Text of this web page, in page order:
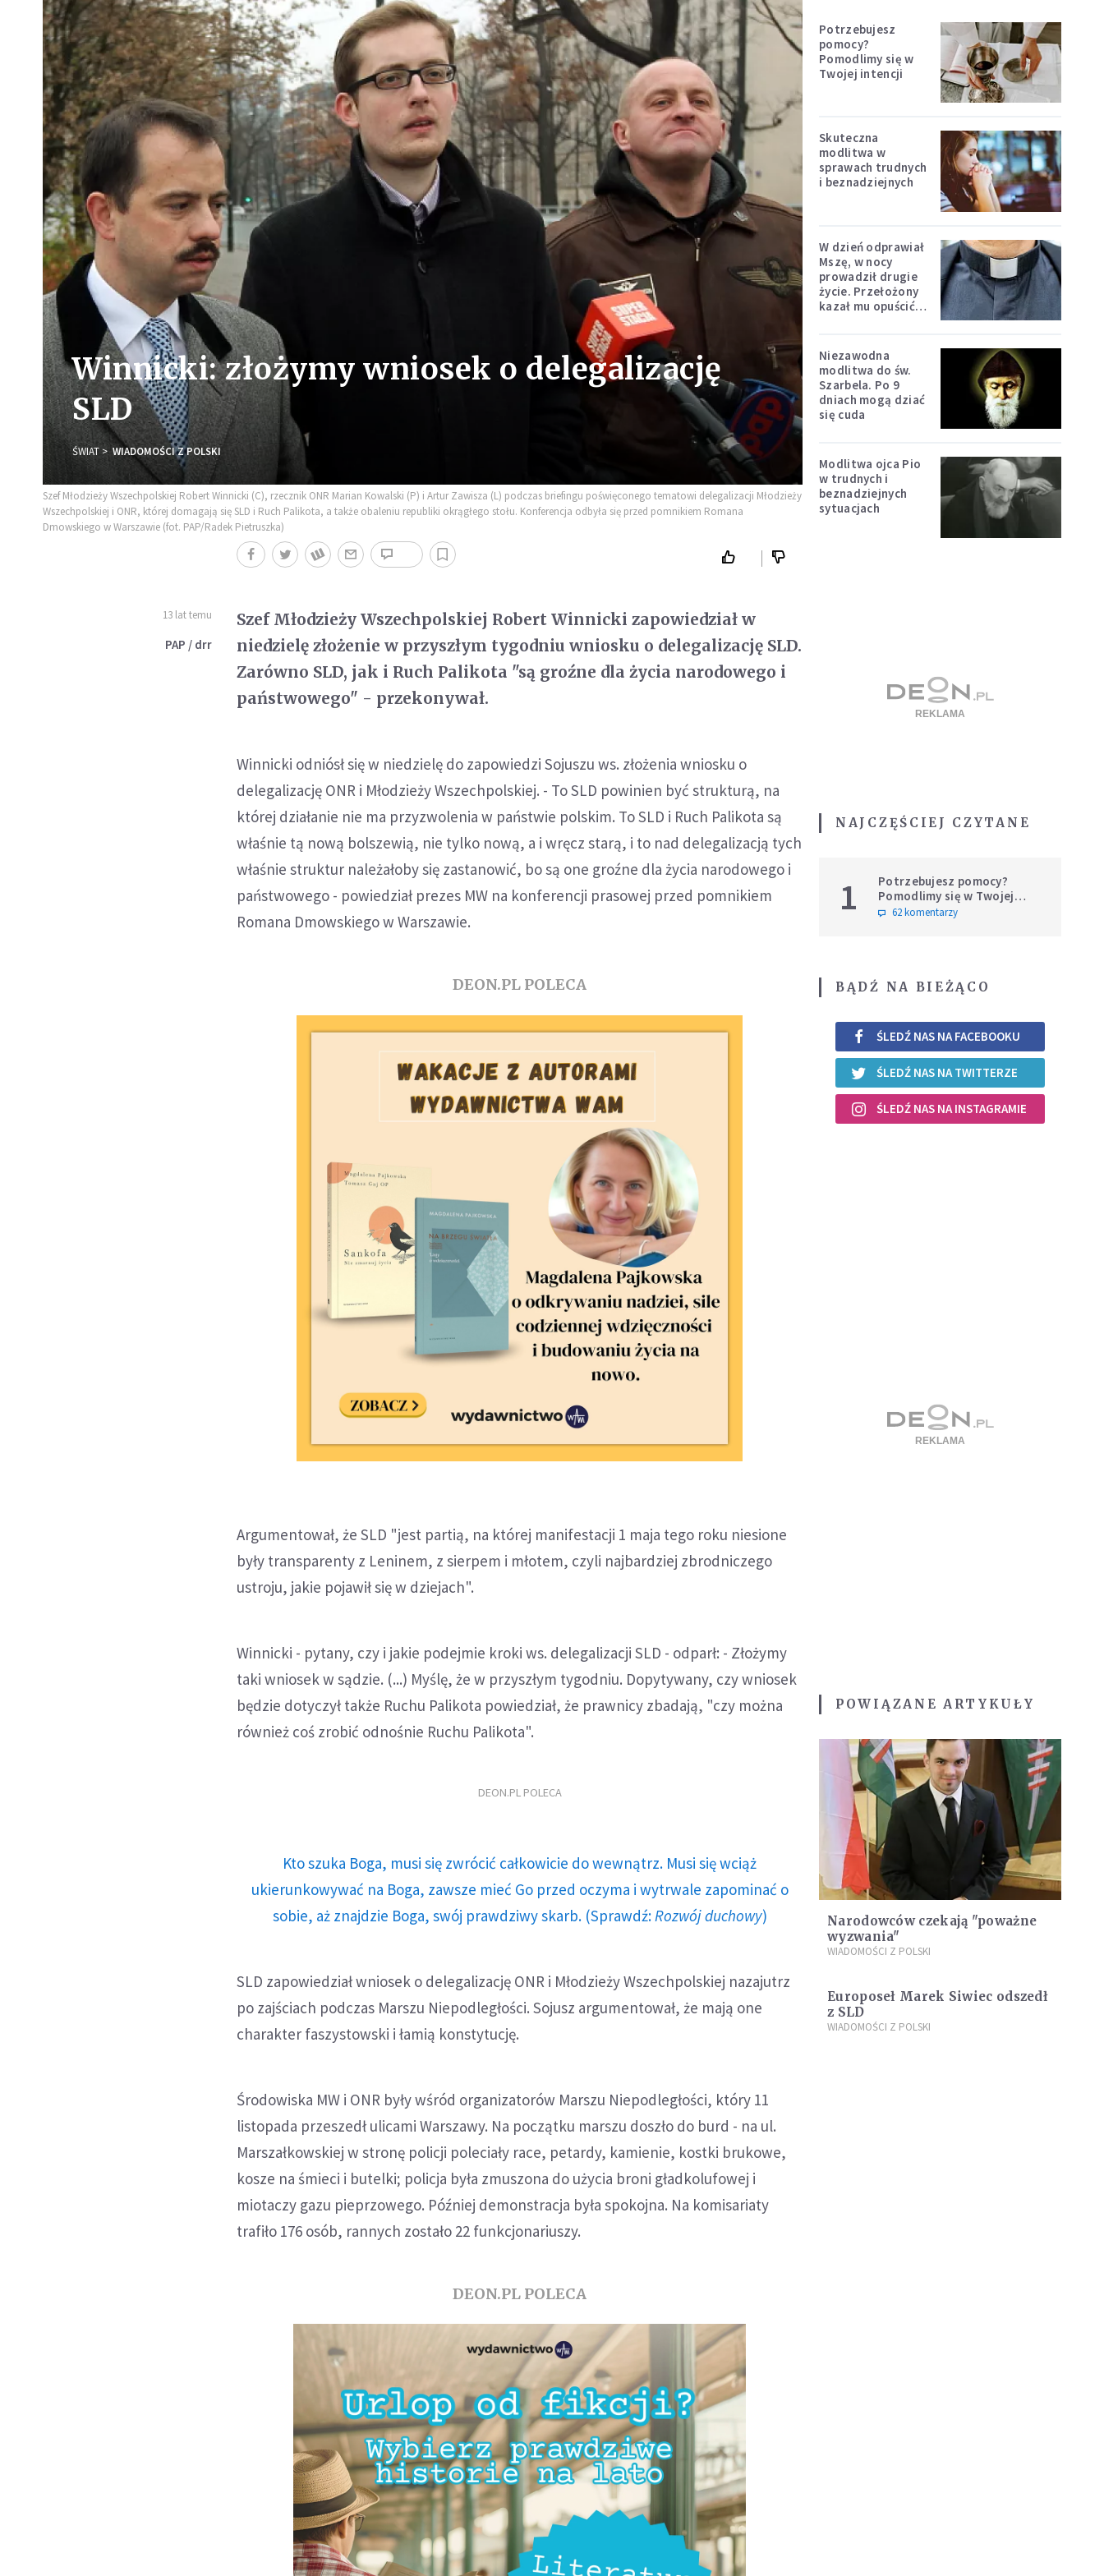
Winnicki: złożymy wniosek o delegalizację
SLD
ŚWIAT WIADOMOŚCI Z POLSKI
Szef Młodzieży Wszechpolskiej Robert Winnicki (C), rzecznik ONR Marian Kowalski (P) i Artur Zawisza (L) podczas briefingu poświęconego tematowi delegalizacji Młodzieży
Wszechpolskiej i ONR, której domagają się SLD i Ruch Palikota, a także obaleniu republiki okrągłego stołu. Konferencja odbyła się przed pomnikiem Romana
Dmowskiego w Warszawie (fot. PAP/Radek Pietruszka)
13 lat temu
PAP / drr
Szef Młodzieży Wszechpolskiej Robert Winnicki zapowiedział w
niedzielę złożenie w przyszłym tygodniu wniosku o delegalizację SLD.
Zarówno SLD, jak i Ruch Palikota "są groźne dla życia narodowego i
państwowego" - przekonywał.
Winnicki odniósł się w niedzielę do zapowiedzi Sojuszu ws. złożenia wniosku o
delegalizację ONR i Młodzieży Wszechpolskiej. - To SLD powinien być strukturą, na
której działanie nie ma przyzwolenia w państwie polskim. To SLD i Ruch Palikota są
właśnie tą nową bolszewią, nie tylko nową, a i wręcz starą, i to nad delegalizacją tych
właśnie struktur należałoby się zastanowić, bo są one groźne dla życia narodowego i
państwowego - powiedział prezes MW na konferencji prasowej przed pomnikiem
Romana Dmowskiego w Warszawie.
DEON.PL POLECA
Argumentował, że SLD "jest partią, na której manifestacji 1 maja tego roku niesione
były transparenty z Leninem, z sierpem i młotem, czyli najbardziej zbrodniczego
ustroju, jakie pojawił się w dziejach".
Winnicki - pytany, czy i jakie podejmie kroki ws. delegalizacji SLD - odparł: - Złożymy
taki wniosek w sądzie. (...) Myślę, że w przyszłym tygodniu. Dopytywany, czy wniosek
będzie dotyczył także Ruchu Palikota powiedział, że prawnicy zbadają, "czy można
również coś zrobić odnośnie Ruchu Palikota".
DEON.PL POLECA
Kto szuka Boga, musi się zwrócić całkowicie do wewnątrz. Musi się wciąż
ukierunkowywać na Boga, zawsze mieć Go przed oczyma i wytrwale zapominać o
sobie, aż znajdzie Boga, swój prawdziwy skarb. (Sprawdź: Rozwój duchowy)
SLD zapowiedział wniosek o delegalizację ONR i Młodzieży Wszechpolskiej nazajutrz
po zajściach podczas Marszu Niepodległości. Sojusz argumentował, że mają one
charakter faszystowski i łamią konstytucję.
Środowiska MW i ONR były wśród organizatorów Marszu Niepodległości, który 11
listopada przeszedł ulicami Warszawy. Na początku marszu doszło do burd - na ul.
Marszałkowskiej w stronę policji poleciały race, petardy, kamienie, kostki brukowe,
kosze na śmieci i butelki; policja była zmuszona do użycia broni gładkolufowej i
miotaczy gazu pieprzowego. Później demonstracja była spokojna. Na komisariaty
trafiło 176 osób, rannych zostało 22 funkcjonariuszy.
DEON.PL POLECA
Potrzebujesz
pomocy?
Pomodlimy się w
Twojej intencji
Skuteczna
modlitwa w
sprawach trudnych
i beznadziejnych
W dzień odprawiał
Mszę, w nocy
prowadził drugie
życie. Przełożony
kazał mu opuścić
Niezawodna
modlitwa do św.
Szarbela. Po 9
dniach mogą dziać
się cuda
Modlitwa ojca Pio
w trudnych i
beznadziejnych
sytuacjach
NAJCZĘŚCIEJ CZYTANE
1
Potrzebujesz pomocy?
Pomodlimy się w Twojej
intencji
62 komentarzy
BĄDŹ NA BIEŻĄCO
ŚLEDŹ NAS NA FACEBOOKU
ŚLEDŹ NAS NA TWITTERZE
ŚLEDŹ NAS NA INSTAGRAMIE
POWIĄZANE ARTYKUŁY
Narodowców czekają "poważne
wyzwania"
WIADOMOŚCI Z POLSKI
Europoseł Marek Siwiec odszedł
z SLD
WIADOMOŚCI Z POLSKI